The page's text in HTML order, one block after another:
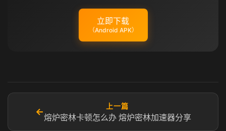
立即下载
（Android APK）
←
上一篇
熔炉密林卡顿怎么办 熔炉密林加速器分享